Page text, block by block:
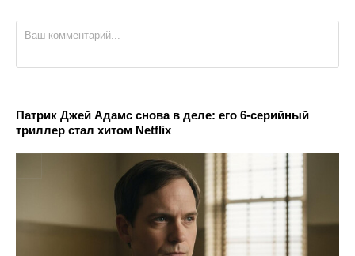
Патрик Джей Адамс снова в деле: его 6-серийный
триллер стал хитом Netflix